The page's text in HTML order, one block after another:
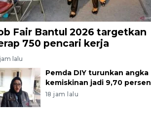
Fair Bantul 2026 targetkan
750 pencari kerja
lalu
Pemda DIY turunkan angka
kemiskinan jadi 9,70 persen
18 jam lalu